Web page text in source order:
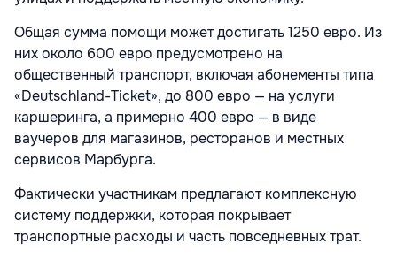
Общая сумма помощи может достигать 1250 евро. Из
них около 600 евро предусмотрено на
общественный транспорт, включая абонементы типа
«Deutschland-Ticket», до 800 евро — на услуги
каршеринга, а примерно 400 евро — в виде
ваучеров для магазинов, ресторанов и местных
сервисов Марбурга.
Фактически участникам предлагают комплексную
систему поддержки, которая покрывает
транспортные расходы и часть повседневных трат.